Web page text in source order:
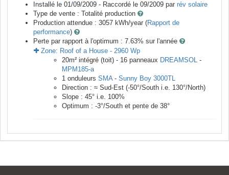
Installé le 01/09/2009 - Raccordé le 09/2009 par rév solaire
Type de vente : Totalité production
Production attendue : 3057 kWh/year (Rapport de
performance)
Perte par rapport à l'optimum : 7.63% sur l'année
Zone: Roof of a House - 2960 Wp
20m² intégré (toit) - 16 panneaux DREAMSOL -
MPM185-a
1 onduleurs SMA- Sunny Boy 3000TL
Direction : ≈ Sud-Est (-50°/South i.e. 130°/North)
Slope : 45° i.e. 100%
Optimum : -3°/South et pente de 38°